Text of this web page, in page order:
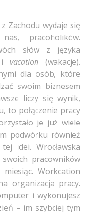
Zachodu wydaje się
pracoholików.
słów z języka
i vacation (wakacje).
dla osób, które
swoim biznesem
liczy się wynik,
to połączenie pracy
je już wiele
podwórku również
idei. Wrocławska
pracowników
Workcation
organizacja pracy.
i wykonujesz
– im szybciej tym